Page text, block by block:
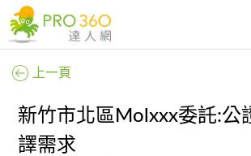
上一頁
新竹市北區Molxxx委託:公
譯需求